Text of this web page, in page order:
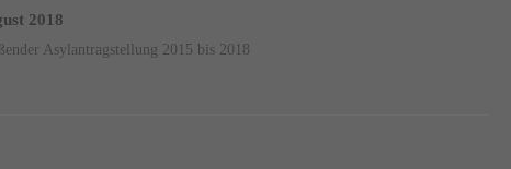
2018
Asylantragstellung 2015 bis 2018